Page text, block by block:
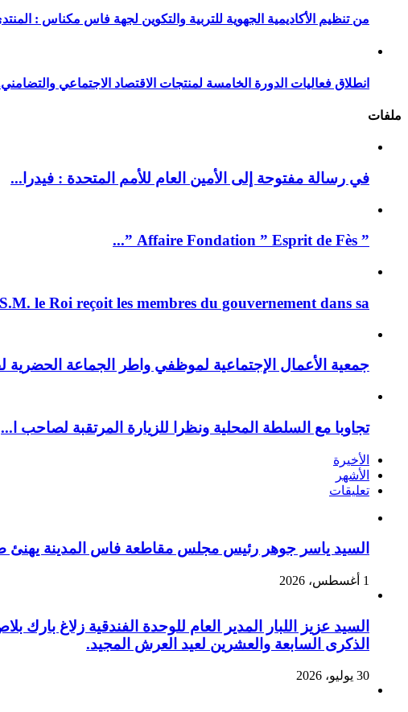
من تنظيم الأكاديمية الجهوية للتربية والتكوين لجهة فاس مكناس :
انطلاق فعاليات الدورة الخامسة لمنتجات الاقتصاد الاجتماعي
ملفات
في رسالة مفتوحة إلى الأمين العام للأمم المتحدة : فيدرا...
” Affaire Fondation ” Esprit de Fès ”...
S.M. le Roi reçoit les membres du gouvernement dans sa ...
جمعية الأعمال الإجتماعية لموظفي واطر الجماعة الحضرية
تجاوبا مع السلطة المحلية ونظرا للزيارة المرتقبة لصاحب ا...
الأخيرة
الأشهر
تعليقات
السيد ياسر جوهر رئيس مجلس مقاطعة فاس المدينة يهنئ صاحب الجلالة
1 أغسطس، 2026
السيد عزيز اللبار المدير العام للوحدة الفندقية زلاغ
الذكرى السابعة والعشرين لعيد العرش المجيد.
30 يوليو، 2026